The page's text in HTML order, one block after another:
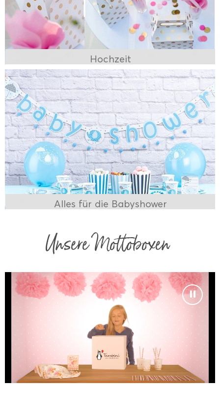
Unsere Mottoboxen
Alles für die Babyshower
Hochzeit